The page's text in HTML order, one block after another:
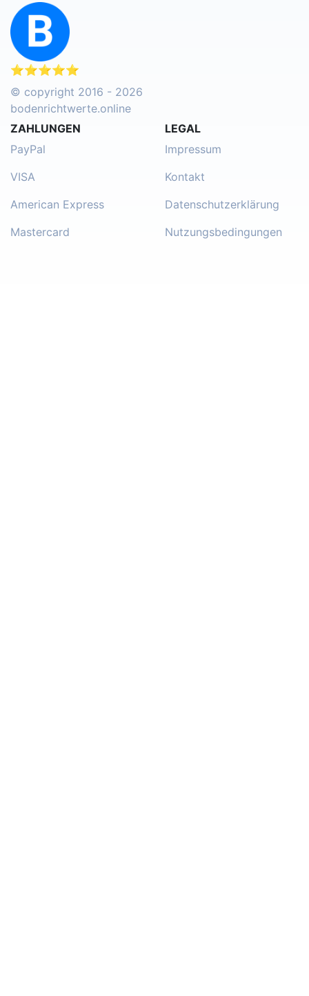
⭐⭐⭐⭐⭐
© copyright 2016 - 2026
bodenrichtwerte.online
ZAHLUNGEN
PayPal
VISA
American Express
Mastercard
LEGAL
Impressum
Kontakt
Datenschutzerklärung
Nutzungsbedingungen